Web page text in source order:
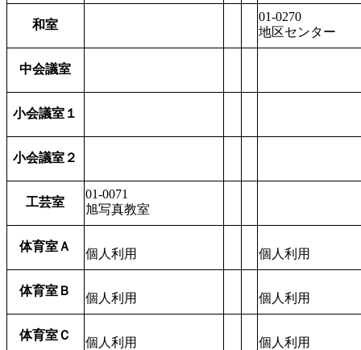
和室
01-0270
地区センター
中会議室
小会議室１
小会議室２
工芸室
01-0071
旭写真教室
体育室Ａ
個人利用 個人利用
体育室Ｂ
個人利用 個人利用
体育室Ｃ
個人利用 個人利用